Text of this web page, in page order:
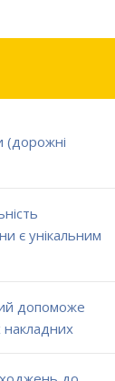
(дорожні
є унікальним
допоможе
накладних